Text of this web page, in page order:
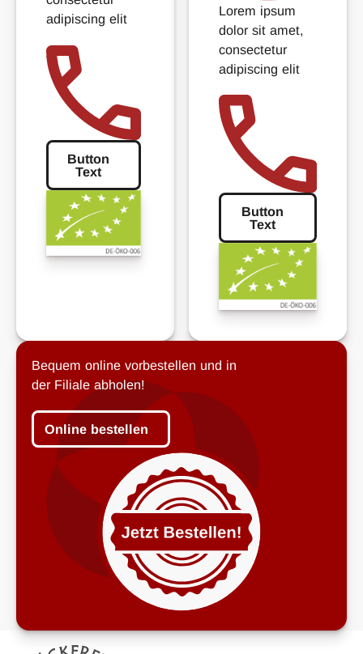
adipiscing elit
Button Text
Button
Text
Lorem ipsum
dolor sit amet,
consectetur
adipiscing elit
Button Text
Button
Text
Bequem online vorbestellen und in
der Filiale abholen!
Online bestellen
Online bestellen
Footer